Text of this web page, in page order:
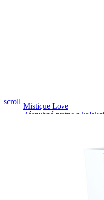
Mistique Love
Zásnubné prstne z
scroll